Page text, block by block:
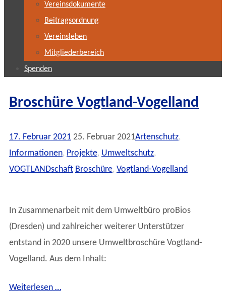
Vereinsdokumente
Beitragsordnung
Vereinsleben
Mitgliederbereich
Spenden
Broschüre Vogtland-Vogelland
17. Februar 2021 25. Februar 2021Artenschutz,
Informationen, Projekte, Umweltschutz,
VOGTLANDschaft Broschüre, Vogtland-Vogelland
In Zusammenarbeit mit dem Umweltbüro proBios
(Dresden) und zahlreicher weiterer Unterstützer
entstand in 2020 unsere Umweltbroschüre Vogtland-
Vogelland. Aus dem Inhalt:
Weiterlesen …